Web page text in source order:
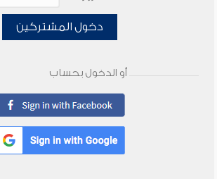
دخول المشتركين
أو الدخول بحساب